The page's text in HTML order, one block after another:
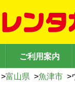
ご利用案内
>富山県 >魚津市 >